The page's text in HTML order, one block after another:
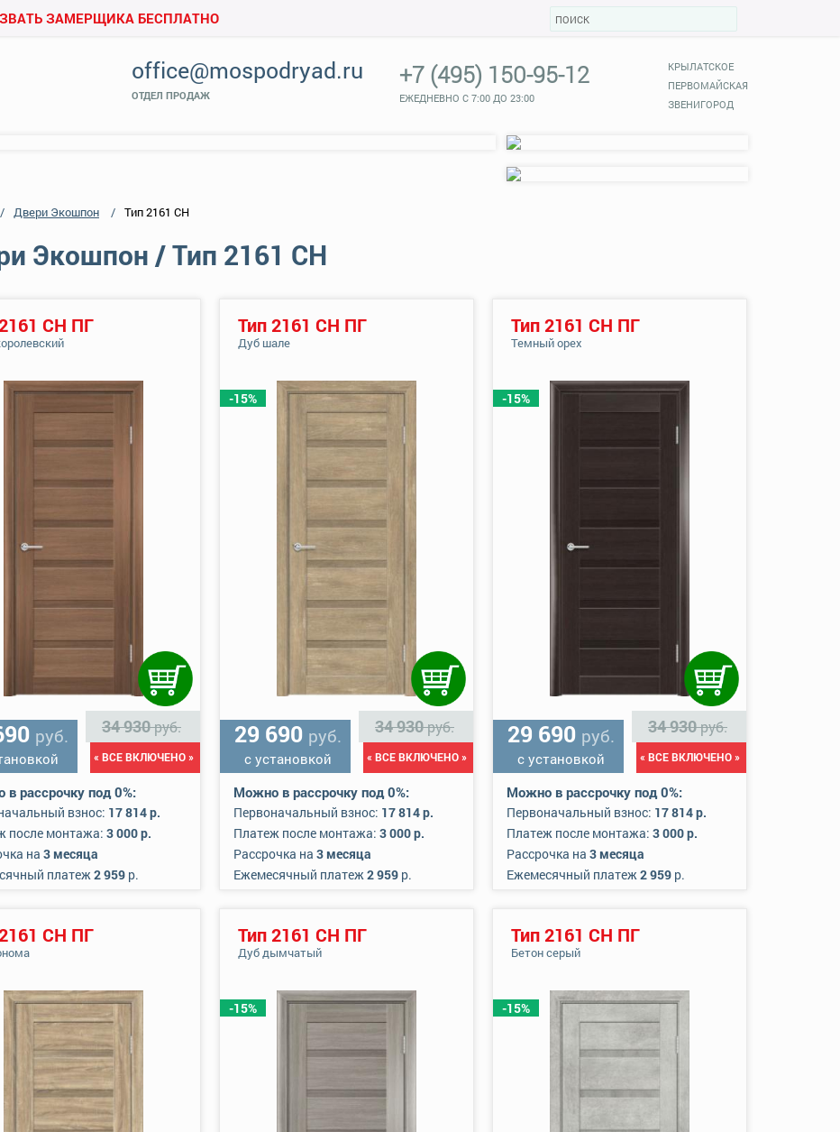
ЗАМЕРЩИКА БЕСПЛАТНО
КРЫЛАТСКОЕ
ПЕРВОМАЙСКАЯ
ЗВЕНИГОРОД
+7 (495) 150-95-12
ЕЖЕДНЕВНО С 7:00 ДО 23:00
office@mospodryad.ru
ОТДЕЛ ПРОДАЖ
Двери Экошпон Тип 2161 СН
Экошпон / Тип 2161 СН
СН ПГ
руб. 34 930руб.
« ВСЕ ВКЛЮЧЕНО »
рассрочку под 0%:
взнос: 17 814 р.
после монтажа: 3 000 р.
на 3 месяца
платеж2 959 р.
-15%
Тип 2161 СН ПГ
Дуб шале
29 690 руб.
с установкой
34 930руб.
« ВСЕ ВКЛЮЧЕНО »
Можно в рассрочку под 0%:
Первоначальный взнос: 17 814 р.
Платеж после монтажа: 3 000 р.
Рассрочка на 3 месяца
Ежемесячный платеж2 959 р.
-15%
Тип 2161 СН ПГ
Темный орех
29 690 руб.
с установкой
34 930руб.
« ВСЕ ВКЛЮЧЕНО »
Можно в рассрочку под 0%:
Первоначальный взнос: 17 814 р.
Платеж после монтажа: 3 000 р.
Рассрочка на 3 месяца
Ежемесячный платеж2 959 р.
СН ПГ
-15%
Тип 2161 СН ПГ
Дуб дымчатый
-15%
Тип 2161 СН ПГ
Бетон серый